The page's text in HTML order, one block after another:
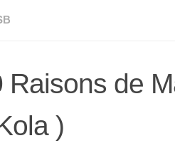
Raisons de
)